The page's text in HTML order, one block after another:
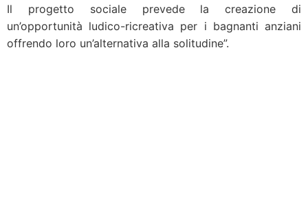
Il progetto sociale prevede la creazione di
un’opportunità ludico-ricreativa per i bagnanti anziani
offrendo loro un’alternativa alla solitudine”.